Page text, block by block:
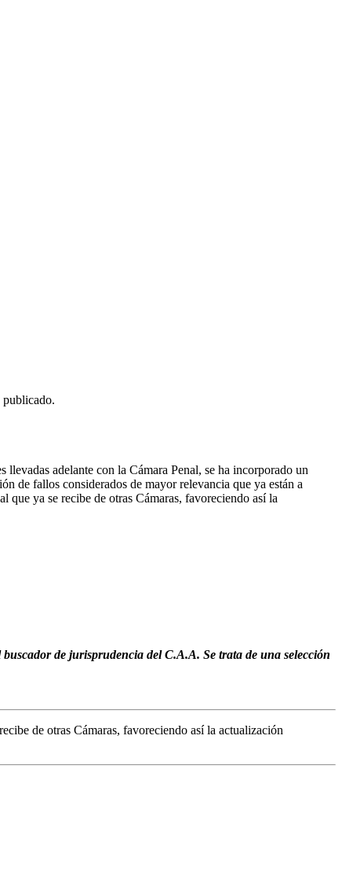
publicado.
adelante con la Cámara Penal, se ha incorporado un
de fallos considerados de mayor relevancia que ya están a
ya se recibe de otras Cámaras, favoreciendo así la
de jurisprudencia del C.A.A. Se trata de una selección
de otras Cámaras, favoreciendo así la actualización